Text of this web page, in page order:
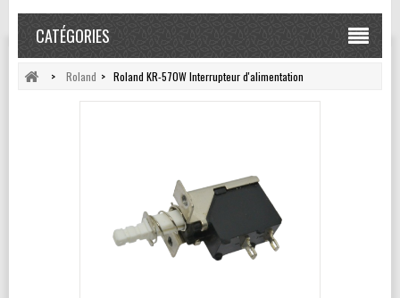
CATÉGORIES
> Roland > Roland KR-570W Interrupteur d'alimentation